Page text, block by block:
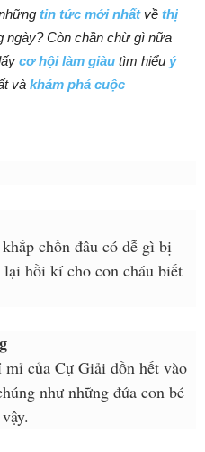
tin tức mới nhất về thị
ngày? Còn chần chừ gì nữa
cơ hội làm giàu tìm hiểu ý
và khám phá cuộc
chốn đâu có dễ gì bị
hồi kí cho con cháu biết
của Cự Giải dồn hết vào
như những đứa con bé